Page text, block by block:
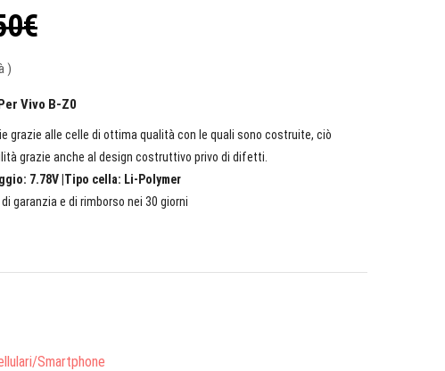
)
Vivo B-Z0
grazie alle celle di ottima qualità con le quali sono costruite, ciò
grazie anche al design costruttivo privo di difetti.
7.78V |Tipo cella: Li-Polymer
garanzia e di rimborso nei 30 giorni
Smartphone